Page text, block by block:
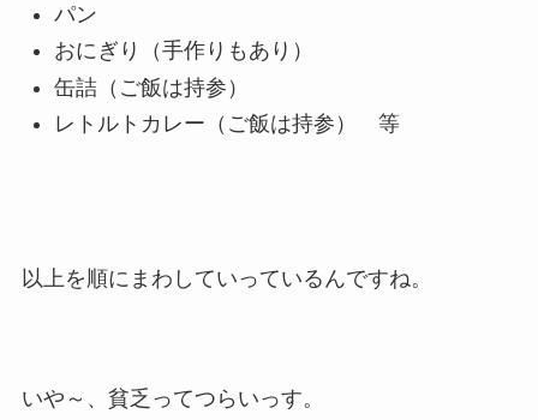
パン
おにぎり（手作りもあり）
缶詰（ご飯は持参）
レトルトカレー（ご飯は持参） 等
以上を順にまわしていっているんですね。
いや～、貧乏ってつらいっす。